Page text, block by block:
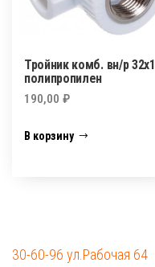
Тройник комб. вн/р 32х1
полипропилен
190,00 ₽
В корзину
30-60-96 ул.Рабочая 64